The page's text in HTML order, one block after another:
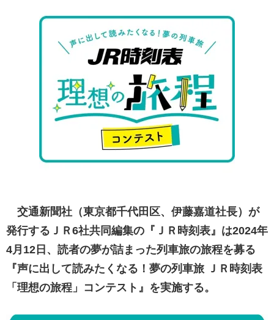
交通新聞社（東京都千代田区、伊藤嘉道社長）が
発行するＪＲ6社共同編集の『ＪＲ時刻表』は2024年
4月12日、読者の夢が詰まった列車旅の旅程を募る
『声に出して読みたくなる！夢の列車旅 ＪＲ時刻表
「理想の旅程」コンテスト』を実施する。